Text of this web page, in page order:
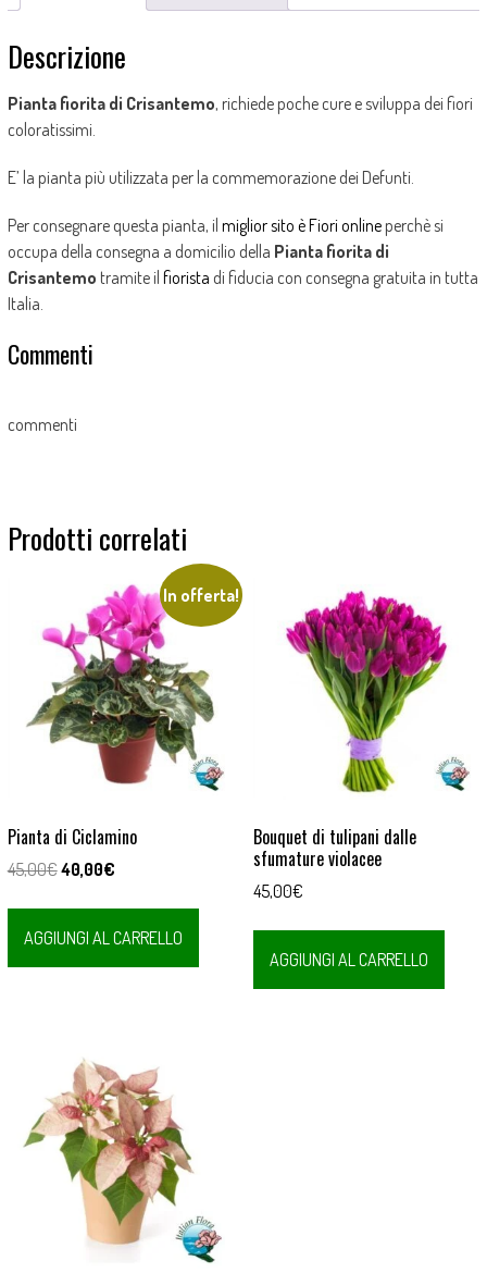
Descrizione
Pianta fiorita di Crisantemo, richiede poche cure e sviluppa dei fiori
coloratissimi.
E’ la pianta più utilizzata per la commemorazione dei Defunti.
Per consegnare questa pianta, il miglior sito è Fiori onlineperchè si
occupa della consegna a domicilio della Pianta fiorita di
Crisantemo tramite il fiorista di fiducia con consegna gratuita in tutta
Italia.
Commenti
commenti
Prodotti correlati
In offerta!
Pianta di Ciclamino
45,00€Il
era:
45,00€.
40,00€Il
è:
40,00€.
AGGIUNGI AL CARRELLO
Bouquet di tulipani dalle
sfumature violacee
45,00€
AGGIUNGI AL CARRELLO